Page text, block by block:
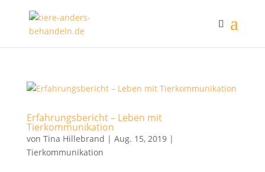
Erfahrungsbericht – Leben mit
Tierkommunikation
von Tina Hillebrand | Aug. 15, 2019|
Tierkommunikation